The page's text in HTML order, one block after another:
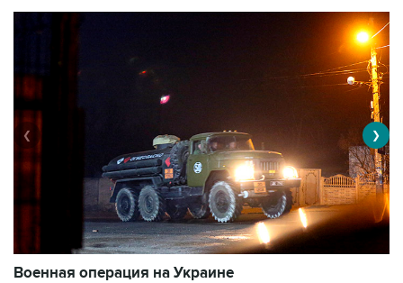
Военная операция на Украине
❮ ❯